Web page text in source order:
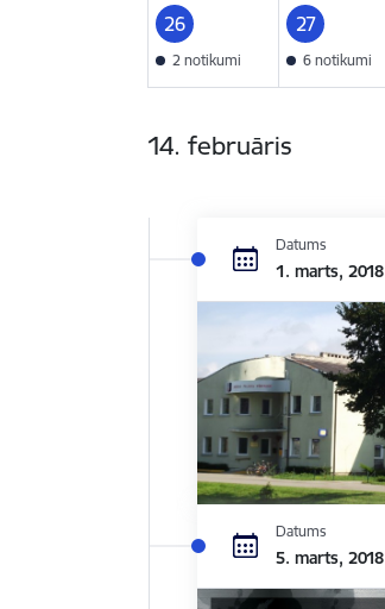
26
2 notikumi
27
6 notikumi
14. februāris
Datums
1. marts, 2018
Datums
5. marts, 2018